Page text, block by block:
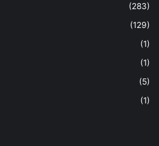
(283)
(129)
(1)
(1)
(5)
(1)